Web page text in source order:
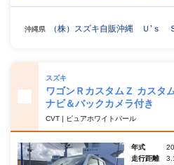
沖縄県 （株）スズキ自販沖縄 Ｕ’ｓ
スズキ
ワゴンＲカスタムＺ カス
ナビ＆バックカメラ付き
CVT | ピュアホワイトパール
年式
走行距離